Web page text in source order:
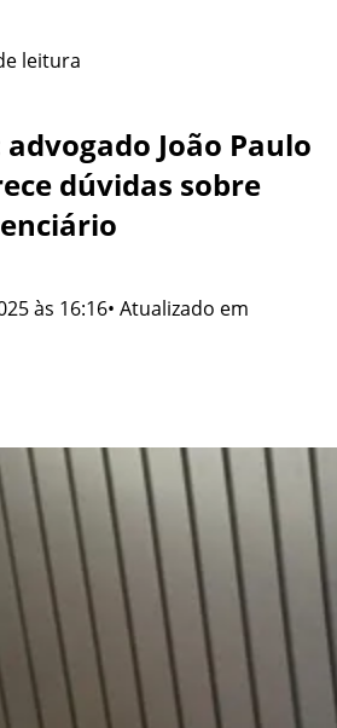
leitura
João Paulo
dúvidas sobre
às 16:16• Atualizado em